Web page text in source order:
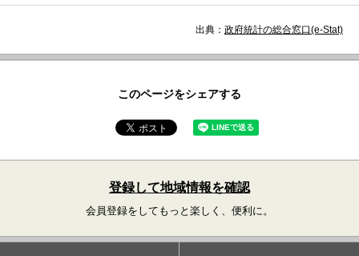
出典： 政府統計の総合窓口(e-Stat)
このページをシェアする
登録して地域情報を確認
会員登録をしてもっと楽しく、便利に。